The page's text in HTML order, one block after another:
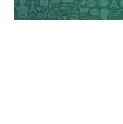
ज्ञात रहे कि मोरारजी